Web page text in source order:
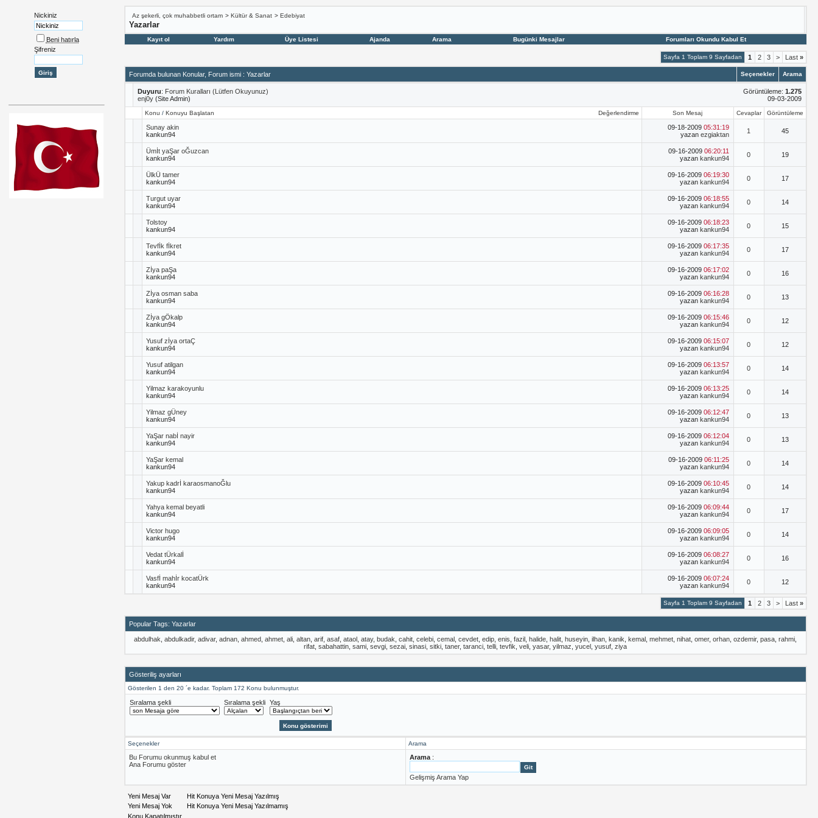
Nickiniz
Beni hatırla
Şifreniz
Az şekerli, çok muhabbetli ortam > Kültür & Sanat > Edebiyat
Yazarlar
Kayıt ol Yardım Üye Listesi Ajanda Arama Bugünki Mesajlar Forumları Okundu Kabul Et
Sayfa 1 Toplam 9 Sayfadan 1 2 3 > Last »
Forumda bulunan Konular, Forum ismi: Yazarlar Seçenekler Arama
Görüntüleme: 1.275
Duyuru: Forum Kuralları (Lütfen Okuyunuz)
09-03-2009
enj0y(Site Admin)
Değerlendirme
Konu / Konuyu Başlatan Son Mesaj Cevaplar Görüntüleme
Sunay akin
kankun94
09-18-2009 05:31:19
yazan ezgiaktan 1 45
Ümİt yaŞar oĞuzcan
kankun94
09-16-2009 06:20:11
yazan kankun94 0 19
ÜlkÜ tamer
kankun94
09-16-2009 06:19:30
yazan kankun94 0 17
Turgut uyar
kankun94
09-16-2009 06:18:55
yazan kankun94 0 14
Tolstoy
kankun94
09-16-2009 06:18:23
yazan kankun94 0 15
Tevfİk fİkret
kankun94
09-16-2009 06:17:35
yazan kankun94 0 17
Zİya paŞa
kankun94
09-16-2009 06:17:02
yazan kankun94 0 16
Zİya osman saba
kankun94
09-16-2009 06:16:28
yazan kankun94 0 13
Zİya gÖkalp
kankun94
09-16-2009 06:15:46
yazan kankun94 0 12
Yusuf zİya ortaÇ
kankun94
09-16-2009 06:15:07
yazan kankun94 0 12
Yusuf atilgan
kankun94
09-16-2009 06:13:57
yazan kankun94 0 14
Yilmaz karakoyunlu
kankun94
09-16-2009 06:13:25
yazan kankun94 0 14
Yilmaz gÜney
kankun94
09-16-2009 06:12:47
yazan kankun94 0 13
YaŞar nabİ nayir
kankun94
09-16-2009 06:12:04
yazan kankun94 0 13
YaŞar kemal
kankun94
09-16-2009 06:11:25
yazan kankun94 0 14
Yakup kadrİ karaosmanoĞlu
kankun94
09-16-2009 06:10:45
yazan kankun94 0 14
Yahya kemal beyatli
kankun94
09-16-2009 06:09:44
yazan kankun94 0 17
Victor hugo
kankun94
09-16-2009 06:09:05
yazan kankun94 0 14
Vedat tÜrkalİ
kankun94
09-16-2009 06:08:27
yazan kankun94 0 16
Vasfİ mahİr kocatÜrk
kankun94
09-16-2009 06:07:24
yazan kankun94 0 12
Sayfa 1 Toplam 9 Sayfadan 1 2 3 > Last »
Popular Tags: Yazarlar
abdulhak ,abdulkadir,adivar,adnan ,ahmed ,ahmet ,ali ,altan ,arif ,asaf ,ataol ,atay,budak ,cahit ,celebi ,cemal ,cevdet ,edip ,enis ,fazil ,halide ,halit ,huseyin ,ilhan ,kanik ,kemal ,mehmet ,nihat ,omer,orhan ,ozdemir,pasa ,rahmi
rifat ,sabahattin ,sami ,sevgi ,sezai ,sinasi ,sitki ,taner,taranci ,telli ,tevfik ,veli ,yasar,yilmaz ,yucel ,yusuf ,ziya
Gösteriliş ayarları
Gösterilen 1 den 20 ´e kadar. Toplam 172 Konu bulunmuştur.
Sıralama şekli Sıralama şekli Yaş
Seçenekler Arama
Bu Forumu okunmuş kabul et
Ana Forumu göster
Arama:
Gelişmiş Arama Yap
Yeni Mesaj Var
Hit Konuya Yeni Mesaj Yazılmış
Yeni Mesaj Yok
Hit Konuya Yeni Mesaj Yazılmamış
Konu Kapatılmıştır